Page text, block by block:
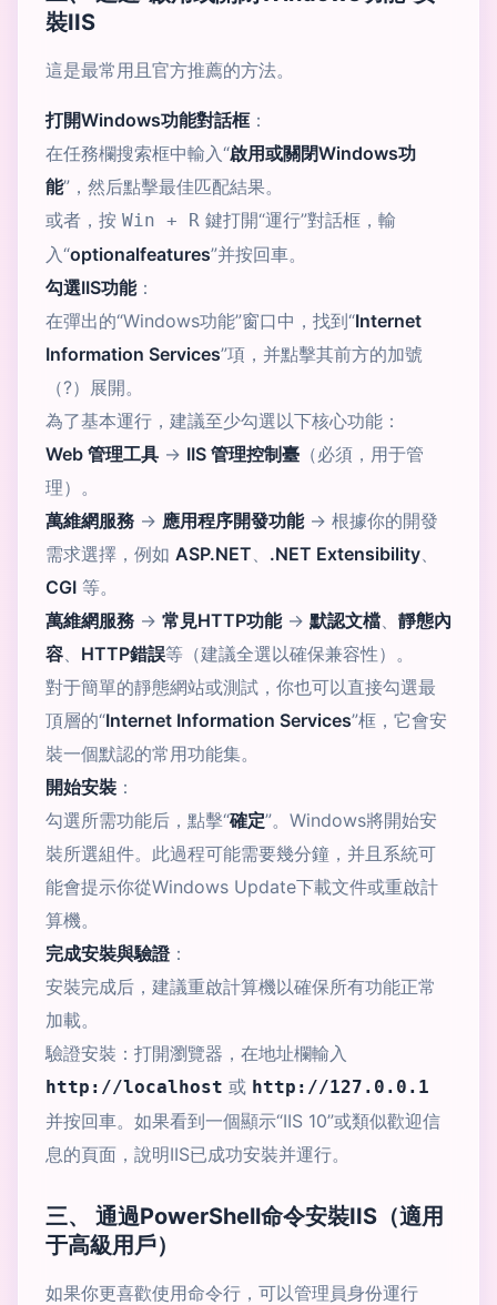
裝IIS
這是最常用且官方推薦的方法。
打開Windows功能對話框：
在任務欄搜索框中輸入“啟用或關閉Windows功
能”，然后點擊最佳匹配結果。
或者，按 Win + R 鍵打開“運行”對話框，輸
入“optionalfeatures”并按回車。
勾選IIS功能：
在彈出的“Windows功能”窗口中，找到“Internet
Information Services”項，并點擊其前方的加號
（?）展開。
為了基本運行，建議至少勾選以下核心功能：
Web 管理工具 -> IIS 管理控制臺 （必須，用于管
理）。
萬維網服務 -> 應用程序開發功能-> 根據你的開發
需求選擇，例如 ASP.NET .NET Extensibility
CGI 等。
萬維網服務 -> 常見HTTP功能-> 默認文檔
靜態內
容
HTTP錯誤等（建議全選以確保兼容性）。
對于簡單的靜態網站或測試，你也可以直接勾選最
頂層的“Internet Information Services”框，它會安
裝一個默認的常用功能集。
開始安裝 ：
勾選所需功能后，點擊“確定”。Windows將開始安
裝所選組件。此過程可能需要幾分鐘，并且系統可
能會提示你從Windows Update下載文件或重啟計
算機。
完成安裝與驗證：
安裝完成后，建議重啟計算機以確保所有功能正常
加載。
驗證安裝：打開瀏覽器，在地址欄輸入
http://localhost 或 http://127.0.0.1
并按回車。如果看到一個顯示“IIS 10”或類似歡迎信
息的頁面，說明IIS已成功安裝并運行。
三、 通過PowerShell命令安裝IIS（適用
于高級用戶）
如果你更喜歡使用命令行，可以管理員身份運行